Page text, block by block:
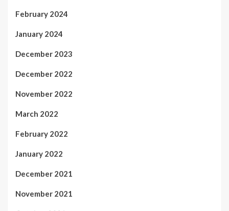
February 2024
January 2024
December 2023
December 2022
November 2022
March 2022
February 2022
January 2022
December 2021
November 2021